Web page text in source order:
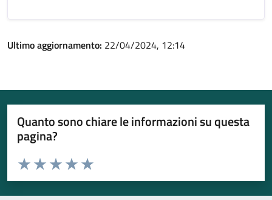
Ultimo aggiornamento: 22/04/2024, 12:14
Quanto sono chiare le informazioni su questa
pagina?
Valuta da 1 a 5 stelle la pagina
Valuta 5 stelle su 5
Valuta 4 stelle su 5
Valuta 3 stelle su 5
Valuta 2 stelle su 5
Valuta 1 stelle su 5